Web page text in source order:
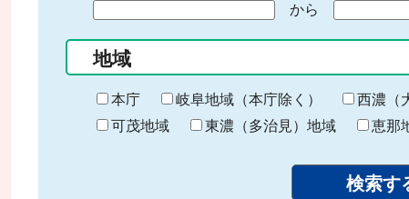
の
始
ま
り
から
終
わ
り
地域
本庁 岐阜地域（本庁除く） 西濃（
可茂地域
東濃（多治見）地域 恵那